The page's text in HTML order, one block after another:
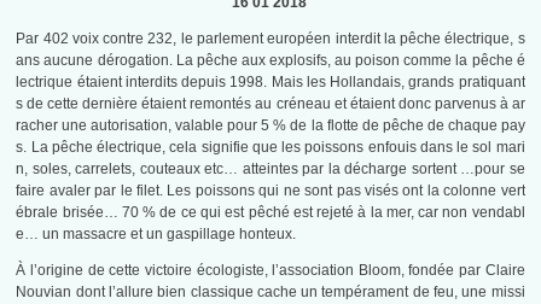
Par 402 voix contre 232, le parlement européen interdit la pêche électrique, s
ans aucune dérogation. La pêche aux explosifs, au poison comme la pêche é
lectrique étaient interdits depuis 1998. Mais les Hollandais, grands pratiquant
s de cette dernière étaient remontés au créneau et étaient donc parvenus à ar
racher une autorisation, valable pour 5 % de la flotte de pêche de chaque pay
s. La pêche électrique, cela signifie que les poissons enfouis dans le sol mari
n, soles, carrelets, couteaux etc… atteintes par la décharge sortent …pour se
faire avaler par le filet. Les poissons qui ne sont pas visés ont la colonne vert
ébrale brisée… 70 % de ce qui est pêché est rejeté à la mer, car non vendabl
e… un massacre et un gaspillage honteux.
À l’origine de cette victoire écologiste, l’association Bloom, fondée par Claire
Nouvian dont l’allure bien classique cache un tempérament de feu, une missi